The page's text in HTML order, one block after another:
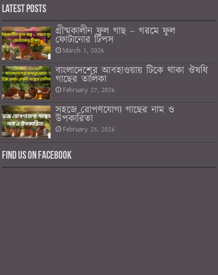
Latest Posts
গ্রীষ্মকালীন ফুল গাছ – গরমে ফুল
ফোটানোর টিপস
March 1, 2026
বাংলাদেশের আবহাওয়ায় টিকে থাকা ঔষধি
গাছের তালিকা
February 27, 2026
সহজে রোপণযোগ্য গাছের নাম ও
উপকারিতা
February 25, 2026
Find us on Facebook